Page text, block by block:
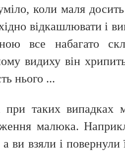
коли маля
відкашлювати і
все набагато
видиху він
нього ...
при таких випадках
малюка.
а ви взяли і